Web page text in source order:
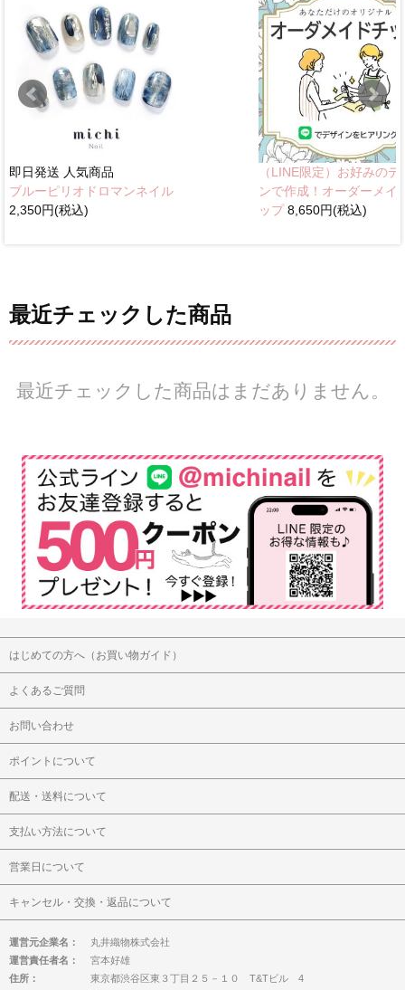
即日発送 人気商品
ブルーピリオドロマンネイル
2,350円(税込)
（LINE限定）お好みのデ
ンで作成！オーダーメイ
ップ8,650円(税込)
最近チェックした商品
最近チェックした商品はまだありません。
はじめての方へ（お買い物ガイド）
よくあるご質問
お問い合わせ
ポイントについて
配送・送料について
支払い方法について
営業日について
キャンセル・交換・返品について
運営元企業名：
丸井織物株式会社
運営責任者名：
宮本好雄
住所：
東京都渋谷区東３丁目２５－１０ T&Tビル 4